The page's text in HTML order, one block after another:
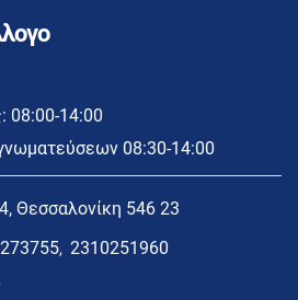
08:00-14:00
08:30-14:00
Θεσσαλονίκη 546 23
, 2310251960